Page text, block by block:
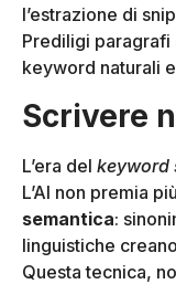
l’estrazione di
Prediligi
keyword naturali
Scrivere
L’era del keyword
L’AI non premia
semantica:
linguistiche
Questa tecnica,